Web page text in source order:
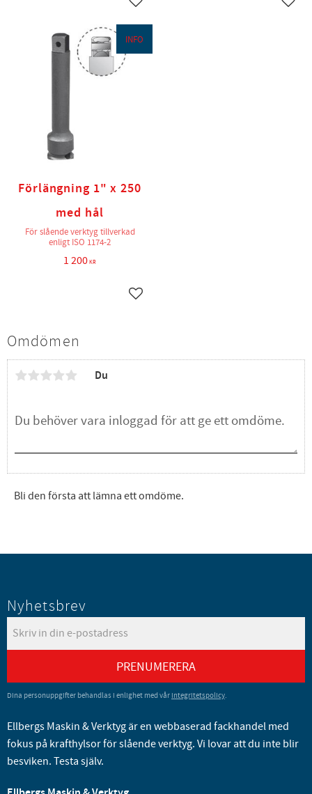
Omdömen
Du
Bli den första att lämna ett omdöme.
Lägg till i favoriter
Förlängning 1" x 250
med hål
För slående verktyg tillverkad
enligt ISO 1174-2
1 200KR
Lägg till i favoriter
INFO
Nyhetsbrev
PRENUMERERA
Dina personuppgifter behandlas i enlighet med vår integritetspolicy.
Ellbergs Maskin & Verktyg är en webbaserad fackhandel med
fokus på krafthylsor för slående verktyg. Vi lovar att du inte blir
besviken. Testa själv.